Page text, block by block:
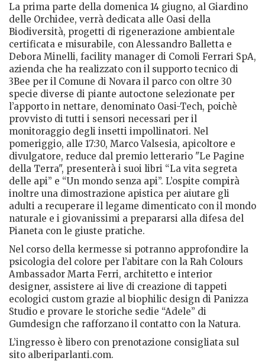
La prima parte della domenica 14 giugno, al Giardino
delle Orchidee, verrà dedicata alle Oasi della
Biodiversità, progetti di rigenerazione ambientale
certificata e misurabile, con Alessandro Balletta e
Debora Minelli, facility manager di Comoli Ferrari SpA,
azienda che ha realizzato con il supporto tecnico di
3Bee per il Comune di Novara il parco con oltre 30
specie diverse di piante autoctone selezionate per
l’apporto in nettare, denominato Oasi-Tech, poichè
provvisto di tutti i sensori necessari per il
monitoraggio degli insetti impollinatori. Nel
pomeriggio, alle 17:30, Marco Valsesia, apicoltore e
divulgatore, reduce dal premio letterario "Le Pagine
della Terra", presenterà i suoi libri “La vita segreta
delle api” e “Un mondo senza api”. L’ospite compirà
inoltre una dimostrazione apistica per aiutare gli
adulti a recuperare il legame dimenticato con il mondo
naturale e i giovanissimi a prepararsi alla difesa del
Pianeta con le giuste pratiche.
Nel corso della kermesse si potranno approfondire la
psicologia del colore per l’abitare con la Rah Colours
Ambassador Marta Ferri, architetto e interior
designer, assistere ai live di creazione di tappeti
ecologici custom grazie al biophilic design di Panizza
Studio e provare le storiche sedie “Adele” di
Gumdesign che rafforzano il contatto con la Natura.
L’ingresso è libero con prenotazione consigliata sul
sito alberiparlanti.com.